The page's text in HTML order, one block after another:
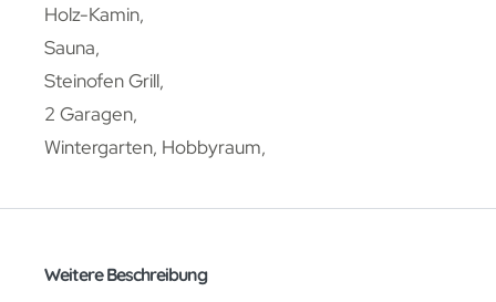
Holz-Kamin,
Sauna,
Steinofen Grill,
2 Garagen,
Wintergarten, Hobbyraum,
Weitere Beschreibung